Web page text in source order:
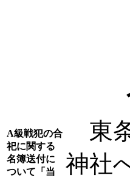
A級戦犯の合
祀に関する
名簿送付に
ついて「当
東
神社